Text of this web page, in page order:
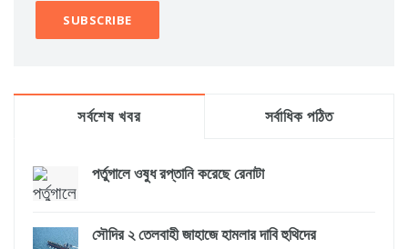
সর্বশেষ খবর সর্বাধিক পঠিত
পর্তুগালে ওষুধ রপ্তানি করেছে রেনাটা
সৌদির ২ তেলবাহী জাহাজে হামলার দাবি হুথিদের